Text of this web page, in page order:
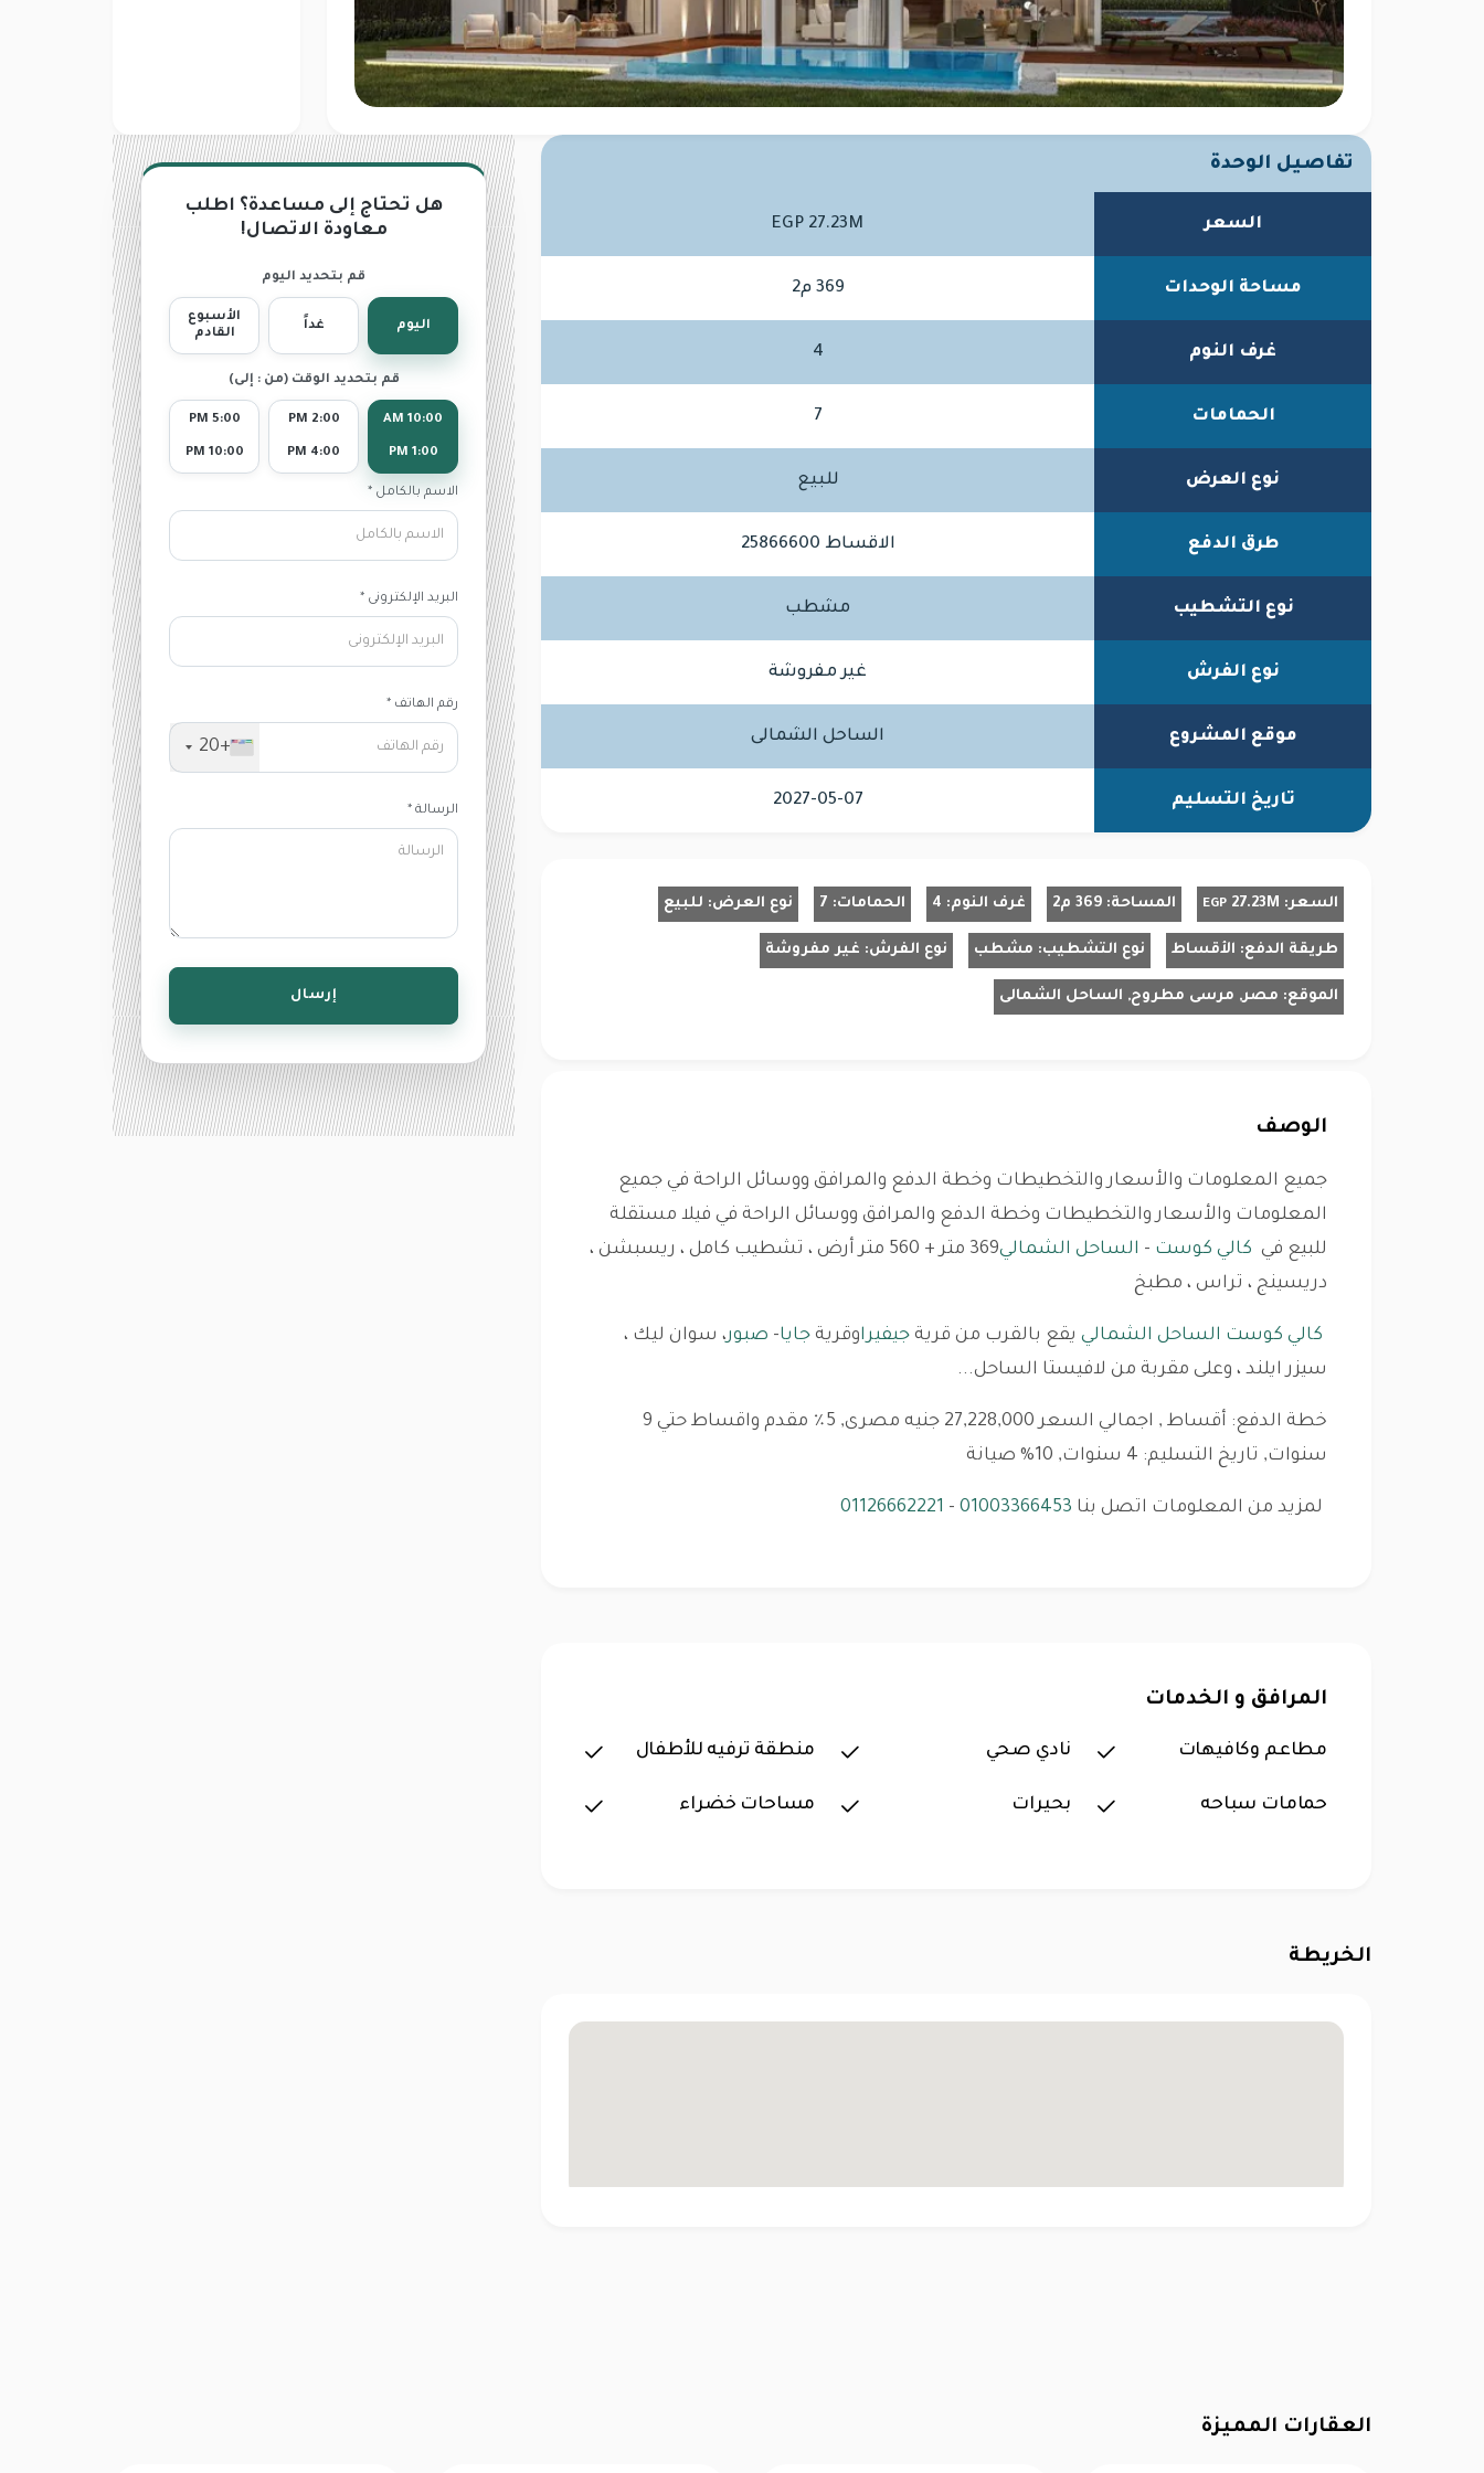
تفاصيل الوحدة
السعر EGP 27.23M
مساحة الوحدات 369 م2
غرف النوم 4
الحمامات 7
نوع العرض للبيع
طرق الدفع الاقساط 25866600
نوع التشطيب مشطب
نوع الفرش غير مفروشة
موقع المشروع الساحل الشمالى
تاريخ التسليم 2027-05-07
السعر: 27.23M
EGP المساحة: 369 م2 غرف النوم: 4 الحمامات: 7 نوع العرض: للبيع
طريقة الدفع: الأقساط نوع التشطيب: مشطب نوع الفرش: غير مفروشة
الموقع: مصر, مرسى مطروح, الساحل الشمالى
الوصف
جميع المعلومات والأسعار والتخطيطات وخطة الدفع والمرافق ووسائل الراحة في جميع
المعلومات والأسعار والتخطيطات وخطة الدفع والمرافق ووسائل الراحة في فيلا مستقلة
للبيع في كالي كوست - الساحل الشمالي
369 متر + 560 متر أرض ، تشطيب كامل ، ريسبشن ،
دريسينج ، تراس ، مطبخ
كالي كوست الساحل الشمالي يقع بالقرب من قرية جيفيراوقرية جايا- صبور، سوان ليك ،
سيزر ايلند ، وعلى مقربة من لافيستا الساحل...
خطة الدفع: أقساط , اجمالي السعر 27,228,000 جنيه مصرى, 5٪ مقدم واقساط حتي 9
سنوات, تاريخ التسليم: 4 سنوات, 10% صيانة
لمزيد من المعلومات اتصل بنا 01003366453
-
01126662221
المرافق و الخدمات
مطاعم وكافيهات نادي صحي منطقة ترفيه للأطفال
حمامات سباحه بحيرات مساحات خضراء
الخريطة
هل تحتاج إلى مساعدة؟ اطلب
معاودة الاتصال!
قم بتحديد اليوم
اليوم غداً
الأسبوع
القادم
قم بتحديد الوقت (من : إلى)
10:00 AM
1:00 PM
2:00 PM
4:00 PM
5:00 PM
10:00 PM
الاسم بالكامل *
البريد الإلكترونى *
رقم الهاتف *
+20
الرسالة *
إرسال
العقارات المميزة